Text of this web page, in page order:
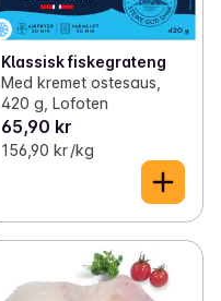
Klassisk fiskegrateng
Med kremet ostesaus,
420 g, Lofoten
65,90 kr
156,90 kr /kg